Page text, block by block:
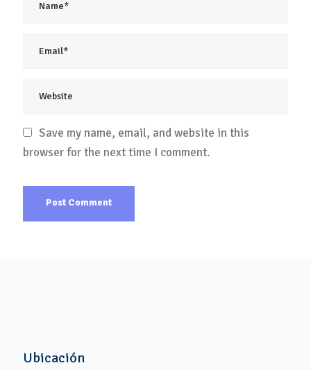
Save my name, email, and website in this
browser for the next time I comment.
Ubicación